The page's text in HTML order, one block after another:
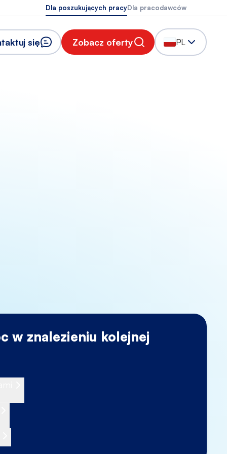
Dla poszukujących pracyDla pracodawców
się Zobacz oferty PL
w znalezieniu kolejnej